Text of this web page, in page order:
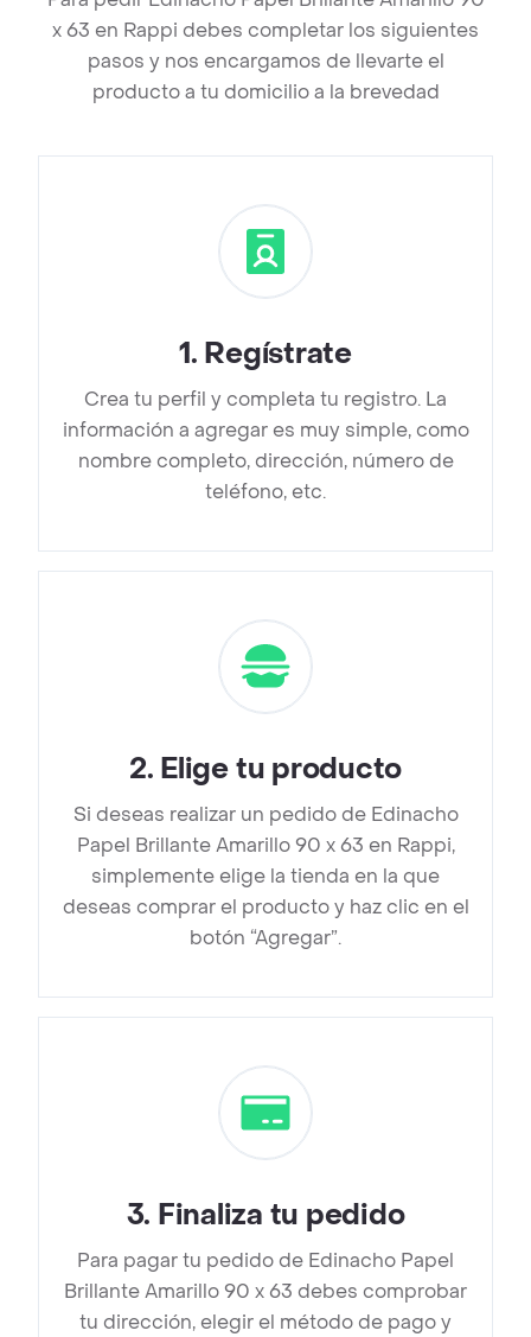
x 63 en Rappi debes completar los siguientes
pasos y nos encargamos de llevarte el
producto a tu domicilio a la brevedad
1. Regístrate
Crea tu perfil y completa tu registro. La
información a agregar es muy simple, como
nombre completo, dirección, número de
teléfono, etc.
2. Elige tu producto
Si deseas realizar un pedido de Edinacho
Papel Brillante Amarillo 90 x 63 en Rappi,
simplemente elige la tienda en la que
deseas comprar el producto y haz clic en el
botón “Agregar”.
3. Finaliza tu pedido
Para pagar tu pedido de Edinacho Papel
Brillante Amarillo 90 x 63 debes comprobar
tu dirección, elegir el método de pago y